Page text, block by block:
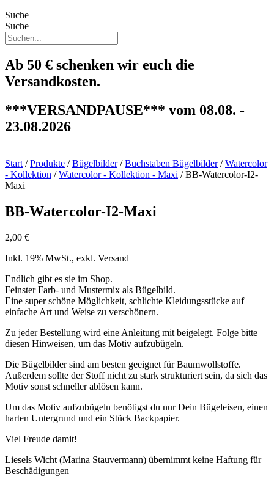
Suche
Suche
Ab 50 € schenken wir euch die
Versandkosten.
***VERSANDPAUSE*** vom 08.08. -
23.08.2026
Start /Produkte /Bügelbilder/Buchstaben Bügelbilder/Watercolor
- Kollektion /Watercolor - Kollektion - Maxi / BB-Watercolor-I2-
Maxi
BB-Watercolor-I2-Maxi
2,00 €
Inkl. 19% MwSt., exkl. Versand
Endlich gibt es sie im Shop.
Feinster Farb- und Mustermix als Bügelbild.
Eine super schöne Möglichkeit, schlichte Kleidungsstücke auf
einfache Art und Weise zu verschönern.
Zu jeder Bestellung wird eine Anleitung mit beigelegt. Folge bitte
diesen Hinweisen, um das Motiv aufzubügeln.
Die Bügelbilder sind am besten geeignet für Baumwollstoffe.
Außerdem sollte der Stoff nicht zu stark strukturiert sein, da sich das
Motiv sonst schneller ablösen kann.
Um das Motiv aufzubügeln benötigst du nur Dein Bügeleisen, einen
harten Untergrund und ein Stück Backpapier.
Viel Freude damit!
Liesels Wicht (Marina Stauvermann) übernimmt keine Haftung für
Beschädigungen